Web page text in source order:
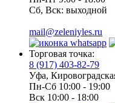
Сб, Вск: выходной
mail@zeleniyles.ru
Торговая точка:
8 (917) 403-82-79
Уфа,
Пн-Сб 10:00 - 19:00
Вск 10:00 - 18:00